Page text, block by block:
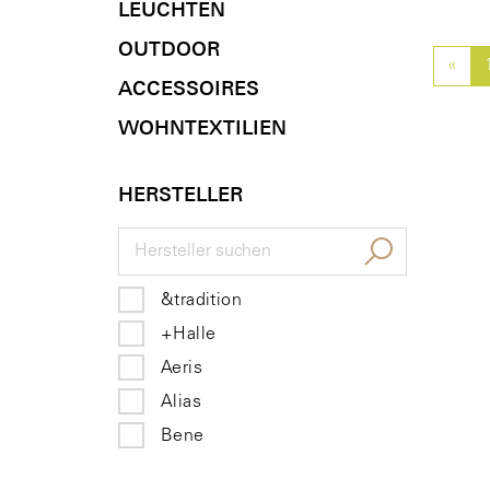
LEUCHTEN
OUTDOOR
ACCESSOIRES
WOHNTEXTILIEN
HERSTELLER
&tradition
+Halle
Aeris
Alias
Bene
« 1